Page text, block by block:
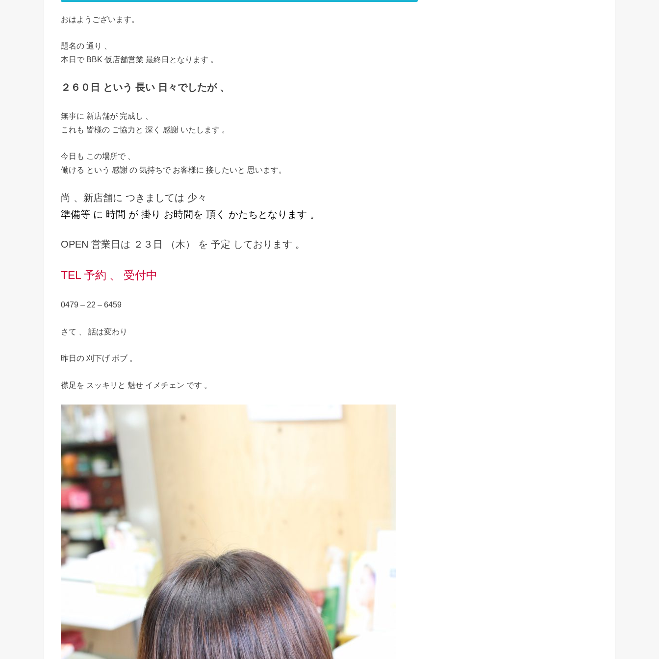
おはようございます。
題名の 通り 、
本日で BBK 仮店舗営業 最終日となります 。
２６０日 という 長い 日々でしたが 、
無事に 新店舗が 完成し 、
これも 皆様の ご協力と 深く 感謝 いたします 。
今日も この場所で 、
働ける という 感謝 の 気持ちで お客様に 接したいと 思います。
尚 、新店舗に つきましては 少々
準備等 に 時間 が 掛り お時間を 頂く かたちとなります 。
OPEN 営業日は ２３日 （木） を 予定 しております 。
TEL 予約 、 受付中
0479 – 22 – 6459
さて 、 話は変わり
昨日の 刈下げ ボブ 。
襟足を スッキリと 魅せ イメチェン です 。